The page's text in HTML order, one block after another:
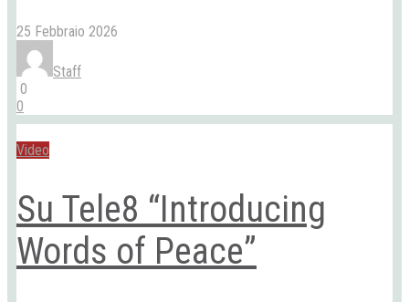
25 Febbraio 2026
Staff
0
0
Video
Su Tele8 “Introducing
Words of Peace”